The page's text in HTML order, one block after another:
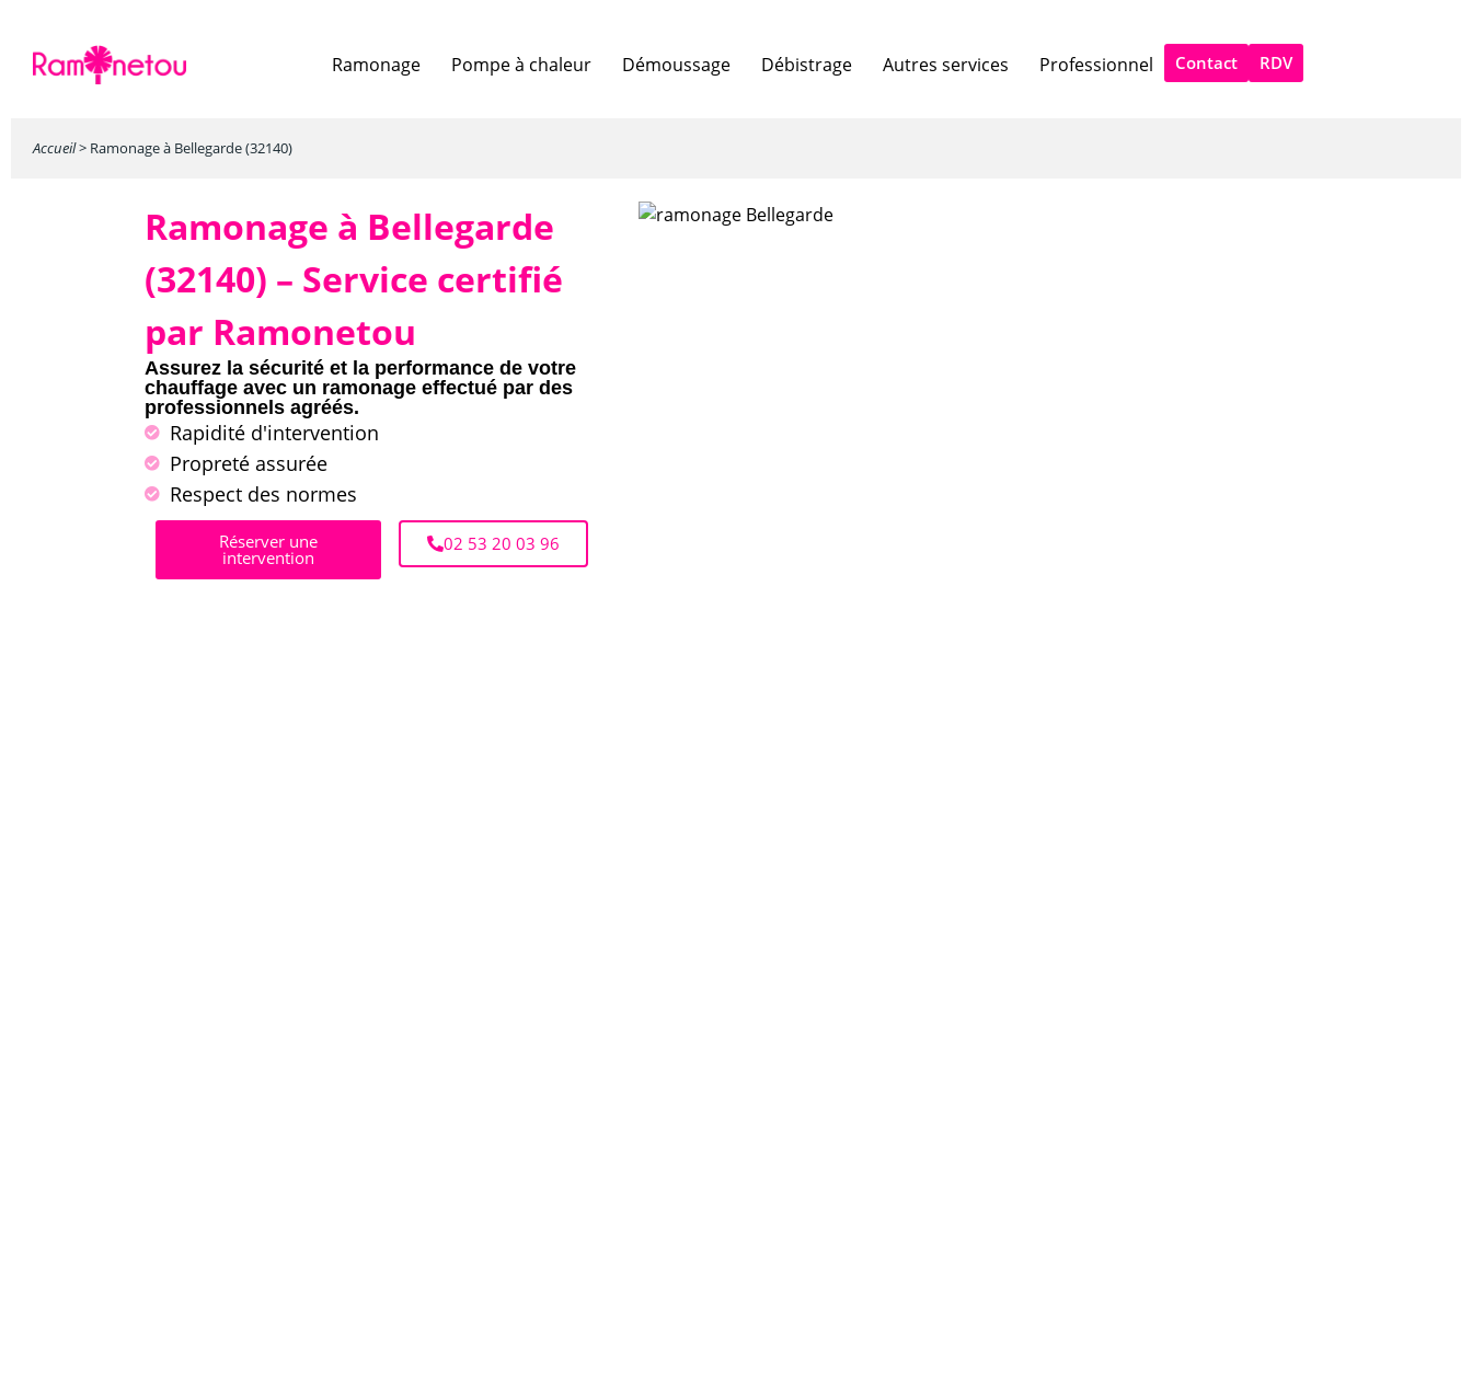
Ramonage Pompe à chaleur Démoussage Débistrage Autres services Professionnel Contact RDV
Accueil> Ramonage à Bellegarde (32140)
Ramonage à Bellegarde
(32140) – Service certifié
par Ramonetou
Assurez la sécurité et la performance de votre
chauffage avec un ramonage effectué par des
professionnels agréés.
Rapidité d'intervention
Propreté assurée
Respect des normes
Réserver une
intervention
02 53 20 03 96